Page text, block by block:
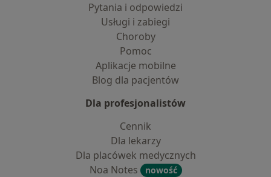
Pytania i odpowiedzi
Usługi i zabiegi
Choroby
Pomoc
Aplikacje mobilne
Blog dla pacjentów
Dla profesjonalistów
Cennik
Dla lekarzy
Dla placówek medycznych
Noa Notes
nowość